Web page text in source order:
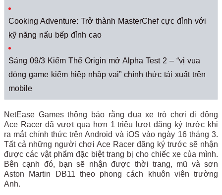
Cooking Adventure: Trở thành MasterChef cực đỉnh với
kỹ năng nấu bếp đỉnh cao
Sáng 09/3 Kiếm Thế Origin mở Alpha Test 2 – “vị vua
dòng game kiếm hiệp nhập vai” chính thức tái xuất trên
mobile
NetEase Games thông báo rằng đua xe trò chơi di động
Ace Racer đã vượt qua hơn 1 triệu lượt đăng ký trước khi
ra mắt chính thức trên Android và iOS vào ngày 16 tháng 3.
Tất cả những người chơi Ace Racer đăng ký trước sẽ nhận
được các vật phẩm đặc biệt trang bị cho chiếc xe của mình.
Bên cạnh đó, bạn sẽ nhận được thời trang, mũ và sơn
Aston Martin DB11 theo phong cách khuôn viên trường
Anh.